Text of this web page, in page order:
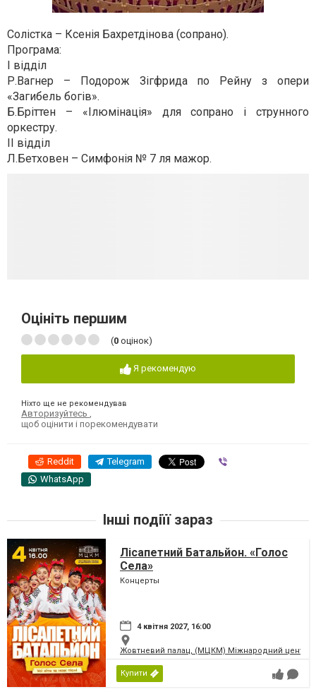
Солістка – Ксенія Бахретдінова (сопрано).
Програма:
І відділ
Р.Вагнер – Подорож Зігфрида по Рейну з опери
«Загибель богів».
Б.Бріттен – «Ілюмінація» для сопрано і струнного
оркестру.
ІІ відділ
Л.Бетховен – Симфонія № 7 ля мажор.
Оцініть першим
(0 оцінок)
Я рекомендую
Ніхто ще не рекомендував
Авторизуйтесь
щоб оцінити і порекомендувати
Reddit Telegram
WhatsApp
Інші подіїї зараз
Лісапетний Батальйон. «Голос
Села»
Концерты
4 квітня 2027, 16:00
Жовтневий палац, (МЦКМ) Міжнародний центр
Купити